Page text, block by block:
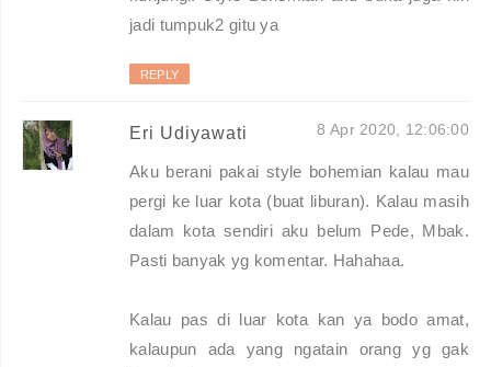
jadi tumpuk2 gitu ya
REPLY
Eri Udiyawati 8 Apr 2020, 12:06:00
Aku berani pakai style bohemian kalau mau
pergi ke luar kota (buat liburan). Kalau masih
dalam kota sendiri aku belum Pede, Mbak.
Pasti banyak yg komentar. Hahahaa.
Kalau pas di luar kota kan ya bodo amat,
kalaupun ada yang ngatain orang yg gak